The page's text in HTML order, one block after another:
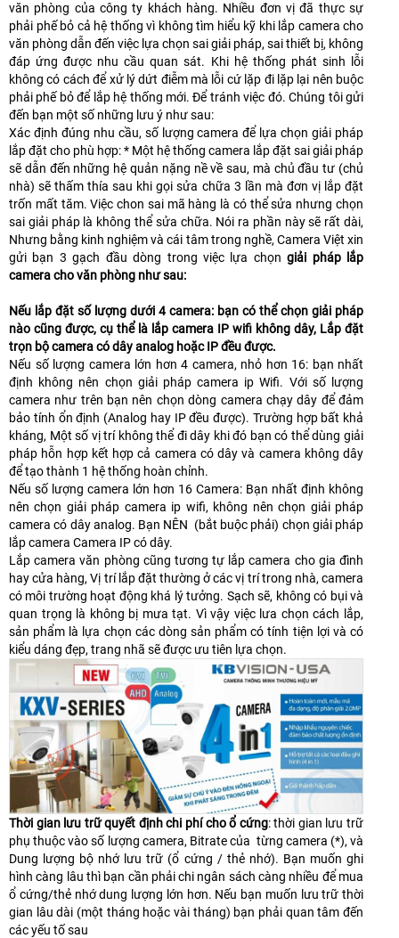
văn phòng của công ty khách hàng. Nhiều đơn vị đã thực sự
phải phế bỏ cả hệ thống vì không tìm hiểu kỹ khi lắp camera cho
văn phòng dẫn đến việc lựa chọn sai giải pháp, sai thiết bị, không
đáp ứng được nhu cầu quan sát. Khi hệ thống phát sinh lỗi
không có cách để xử lý dứt điễm mà lỗi cứ lặp đi lặp lại nên buộc
phải phế bỏ để lắp hệ thống mới. Để tránh việc đó. Chúng tôi gửi
đến bạn một số những lưu ý như sau:
Xác định đúng nhu cầu, số lượng camera để lựa chọn giải pháp
lắp đặt cho phù hợp: * Một hệ thống camera lắp đặt sai giải pháp
sẽ dẫn đến những hệ quản nặng nề về sau, mà chủ đầu tư (chủ
nhà) sẽ thấm thía sau khi gọi sửa chữa 3 lần mà đơn vị lắp đặt
trốn mất tăm. Việc chon sai mã hàng là có thể sửa nhưng chọn
sai giải pháp là không thể sửa chữa. Nói ra phần này sẽ rất dài,
Nhưng bằng kinh nghiệm và cái tâm trong nghề, Camera Việt xin
gửi bạn 3 gạch đầu dòng trong việc lựa chọngiải pháp lắp
camera cho văn phòng như sau:
Nếu lắp đặt số lượng dưới 4 camera: bạn có thể chọn giải pháp
nào cũng được, cụ thể là lắp camera IP wifi không dây, Lắp đặt
trọn bộ camera có dây analog hoặc IP đều được.
Nếu số lượng camera lớn hơn 4 camera, nhỏ hơn 16: bạn nhất
định không nên chọn giải pháp camera ip Wifi. Với số lượng
camera như trên bạn nên chọn dòng camera chạy dây để đảm
bảo tính ổn định (Analog hay IP đều được). Trường hợp bất khả
kháng, Một số vị trí không thể đi dây khi đó bạn có thể dùng giải
pháp hỗn hợp kết hợp cả camera có dây và camera không dây
để tạo thành 1 hệ thống hoàn chỉnh.
Nếu số lượng camera lớn hơn 16 Camera: Bạn nhất định không
nên chọn giải pháp camera ip wifi, không nên chọn giải pháp
camera có dây analog. Bạn NÊN (bắt buộc phải) chọn giải pháp
lắp camera Camera IP có dây.
Lắp camera văn phòng cũng tương tự lắp camera cho gia đình
hay cửa hàng, Vị trí lắp đặt thường ở các vị trí trong nhà, camera
có môi trường hoạt động khá lý tưởng. Sạch sẽ, không có bụi và
quan trọng là không bị mưa tạt. Vì vậy việc lưa chọn cách lắp,
sản phẩm là lựa chọn các dòng sản phẩm có tính tiện lợi và có
kiểu dáng đẹp, trang nhã sẽ được ưu tiên lựa chọn.
Thời gian lưu trữ quyết định chi phí cho ổ cứng: thời gian lưu trữ
phụ thuộc vào số lượng camera, Bitrate của từng camera (*), và
Dung lượng bộ nhớ lưu trữ (ổ cứng / thẻ nhớ). Bạn muốn ghi
hình càng lâu thì bạn cần phải chi ngân sách càng nhiều để mua
ổ cứng/thẻ nhớ dung lượng lớn hơn. Nếu bạn muốn lưu trữ thời
gian lâu dài (một tháng hoặc vài tháng) bạn phải quan tâm đến
các yếu tố sau